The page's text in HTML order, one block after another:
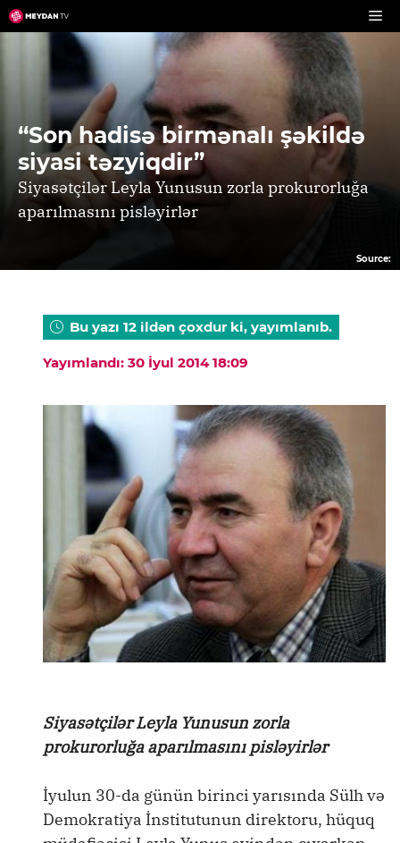
Skip
to
“Son hadisə birmənalı şəkildə
siyasi təzyiqdir”
Siyasətçilər Leyla Yunusun zorla prokurorluğa
aparılmasını pisləyirlər
Source:
Bu yazı 12 ildən çoxdur ki, yayımlanıb.
Yayımlandı: 30 İyul 2014 18:09
Siyasətçilər Leyla Yunusun zorla
prokurorluğa aparılmasını pisləyirlər
İyulun 30-da günün birinci yarısında Sülh və
Demokratiya İnstitutunun direktoru, hüquq